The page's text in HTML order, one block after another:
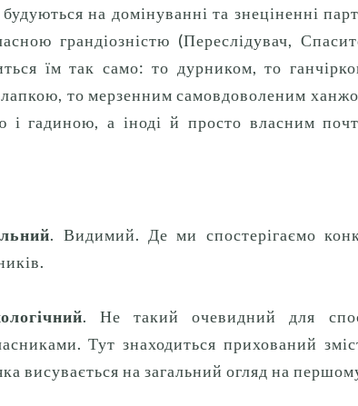
на домінуванні та знеціненні
грандіозністю (Переслідувач,
їм так само: то дурником, то
то мерзенним самовдоволеним
і гадиною, а іноді й просто власним
. Видимий. Де ми спостерігаємо
.
Не такий очевидний для
Тут знаходиться прихований
висувається на загальний огляд на